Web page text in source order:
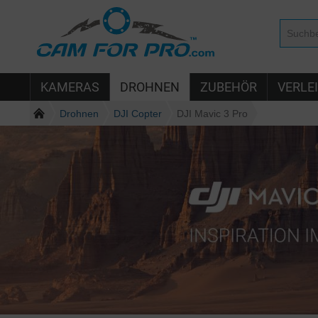
KAMERAS DROHNEN ZUBEHÖR
Drohnen DJI Copter DJI Mavic 3 Pro